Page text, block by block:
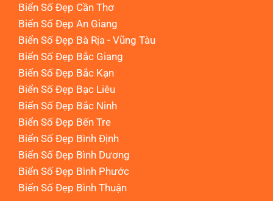
Biển Số Đẹp Cần Thơ
Biển Số Đẹp An Giang
Biển Số Đẹp Bà Rịa - Vũng Tàu
Biển Số Đẹp Bắc Giang
Biển Số Đẹp Bắc Kạn
Biển Số Đẹp Bạc Liêu
Biển Số Đẹp Bắc Ninh
Biển Số Đẹp Bến Tre
Biển Số Đẹp Bình Định
Biển Số Đẹp Bình Dương
Biển Số Đẹp Bình Phước
Biển Số Đẹp Bình Thuận